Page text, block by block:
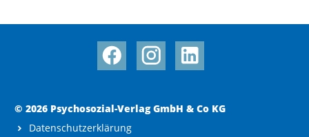
© 2026 Psychosozial-Verlag GmbH & Co KG
Datenschutzerklärung